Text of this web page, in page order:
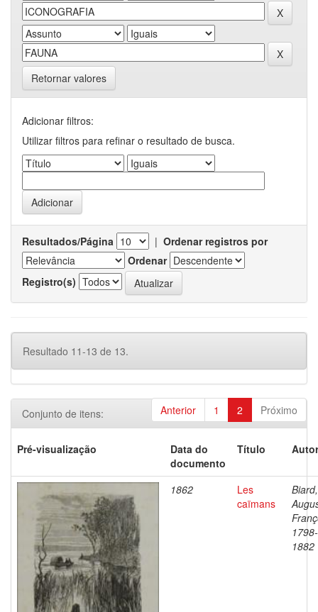
Retornar valores
Adicionar filtros:
Utilizar filtros para refinar o resultado de busca.
Resultados/Página | Ordenar registros por
Ordenar
Registro(s)
Resultado 11-13 de 13.
Anterior 1 2 Próximo
Conjunto de itens:
Pré-visualização
Data do
documento
Título
1862
Les
caïmans
Biard,
1798-
1882